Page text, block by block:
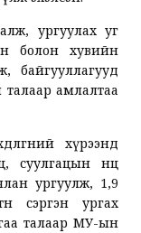
ургуулах уг
болон хувийн
байгууллагууд
талаар амлалтаа
хүрээнд
суулгацын нөөц
ургуулж, 1,9
сэргэн ургах
талаар МУ-ын